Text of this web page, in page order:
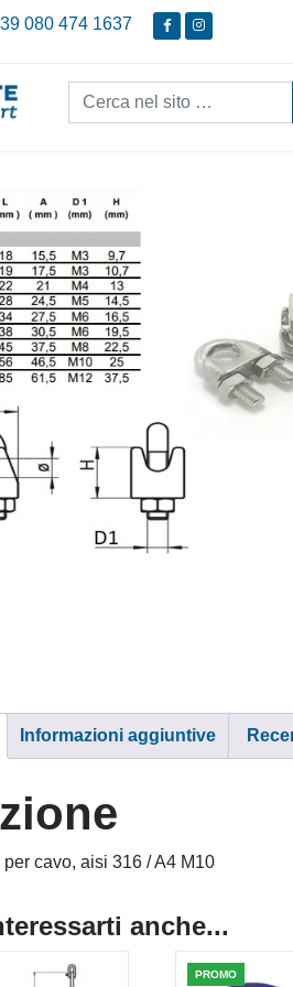
080 474 1637
Cerca nel sito...
Informazioni aggiuntive
cavo, aisi 316 / A4 M10
anche...
PROMO